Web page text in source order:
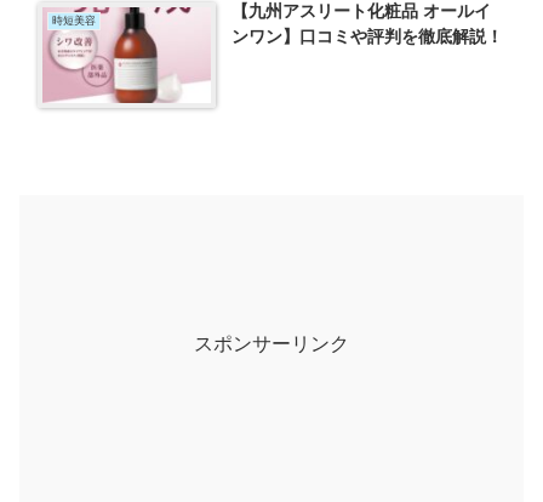
時短美容
【九州アスリート化粧品 オールイ
ンワン】口コミや評判を徹底解説！
スポンサーリンク